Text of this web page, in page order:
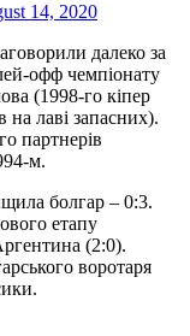
14, 2020
далеко за
офф чемпіонату
(1998-го кіпер
лаві запасних).
партнерів
м.
болгар – 0:3.
етапу
(2:0).
воротаря